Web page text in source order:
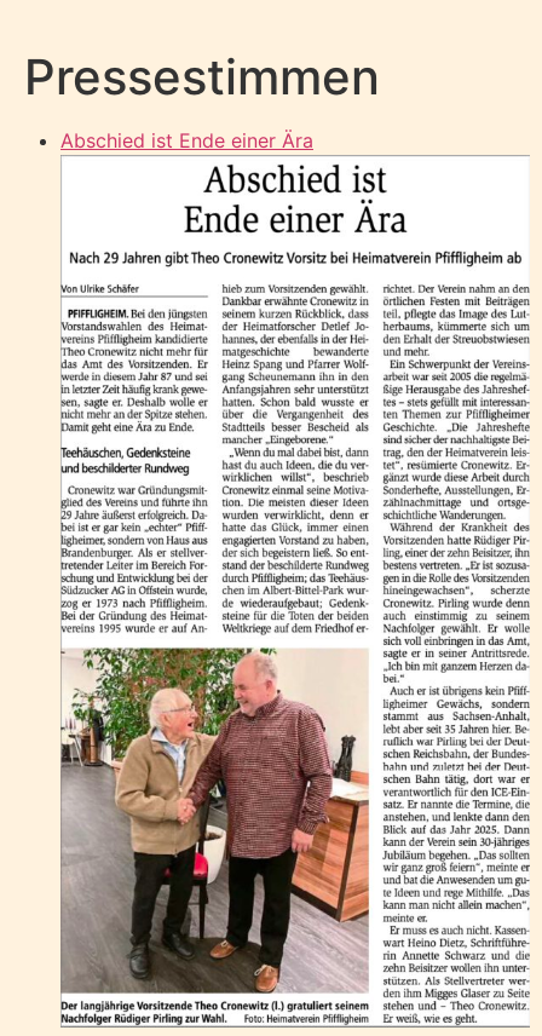
Pressestimmen
Abschied ist Ende einer Ära